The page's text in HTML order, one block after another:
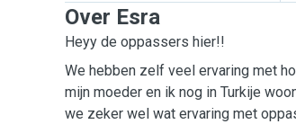
Over Esra
Heyy de oppassers hier!!
We hebben zelf veel ervaring met
mijn moeder en ik nog in Turkije
we zeker wel wat ervaring met